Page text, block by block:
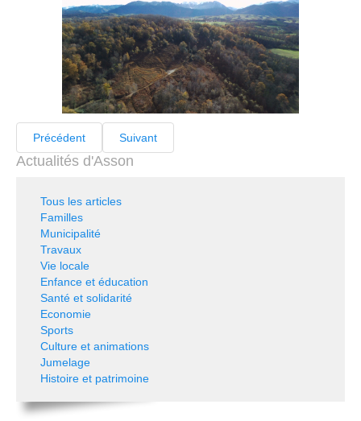
Précédent Suivant
Actualités d'Asson
Tous les articles
Familles
Municipalité
Travaux
Vie locale
Enfance et éducation
Santé et solidarité
Economie
Sports
Culture et animations
Jumelage
Histoire et patrimoine